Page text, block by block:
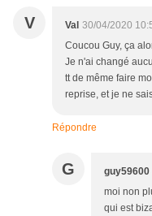
V Val 30/04/2020
Coucou Guy, ça
Je n'ai changé
tt de même faire
reprise, et je ne
Répondre
G guy59600
moi non
qui est